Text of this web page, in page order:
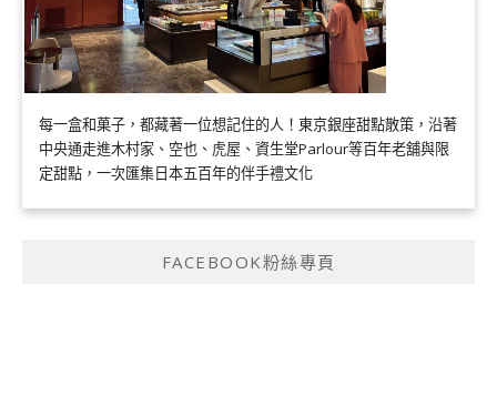
每一盒和菓子，都藏著一位想記住的人！東京銀座甜點散策，沿著
中央通走進木村家、空也、虎屋、資生堂Parlour等百年老舖與限
定甜點，一次匯集日本五百年的伴手禮文化
FACEBOOK粉絲專頁